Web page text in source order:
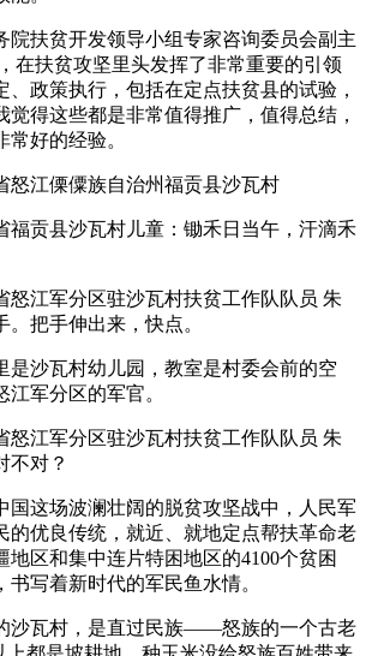
扶贫开发领导小组专家咨询委员会副主
在扶贫攻坚里头发挥了非常重要的引领
、政策执行，包括在定点扶贫县的试验，
觉得这些都是非常值得推广，值得总结，
好的经验。
江傈僳族自治州福贡县沙瓦村
贡县沙瓦村儿童：锄禾日当午，汗滴禾
江军分区驻沙瓦村扶贫工作队队员 朱
把手伸出来，快点。
沙瓦村幼儿园，教室是村委会前的空
军分区的军官。
江军分区驻沙瓦村扶贫工作队队员 朱
不对？
这场波澜壮阔的脱贫攻坚战中，人民军
的优良传统，就近、就地定点帮扶革命老
地区和集中连片特困地区的4100个贫困
书写着新时代的军民鱼水情。
瓦村，是直过民族——怒族的一个古老